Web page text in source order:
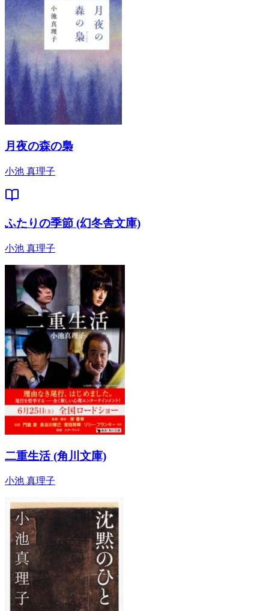
月夜の森の梟
小池 真理子
ふたりの季節 (幻冬舎文庫)
小池 真理子
二重生活 (角川文庫)
小池 真理子